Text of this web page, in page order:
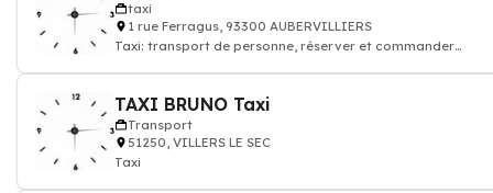
taxi
1 rue Ferragus, 93300 AUBERVILLIERS
Taxi: transport de personne, réserver et commander
TAXI BRUNO Taxi
Transport
51250, VILLERS LE SEC
Taxi